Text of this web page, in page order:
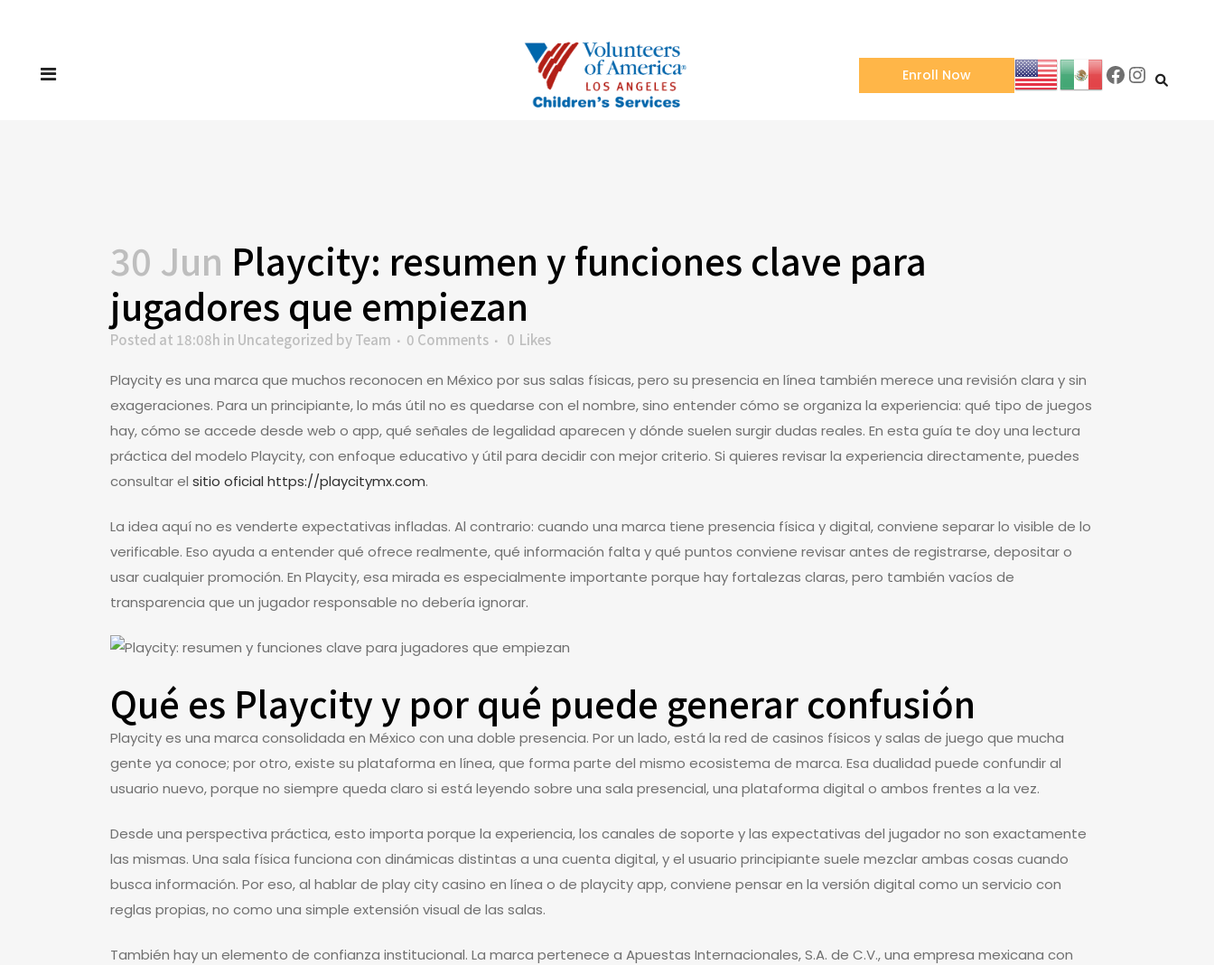
Enroll Now Facebook
30 Jun Playcity: resumen y funciones clave para
jugadores que empiezan
Posted at 18:08h in Uncategorized byTeam 0 Comments 0 Likes
Playcity es una marca que muchos reconocen en México por sus salas físicas, pero su presencia en línea también merece una revisión clara y sin
exageraciones. Para un principiante, lo más útil no es quedarse con el nombre, sino entender cómo se organiza la experiencia: qué tipo de juegos
hay, cómo se accede desde web o app, qué señales de legalidad aparecen y dónde suelen surgir dudas reales. En esta guía te doy una lectura
práctica del modelo Playcity, con enfoque educativo y útil para decidir con mejor criterio. Si quieres revisar la experiencia directamente, puedes
consultar el sitio oficial https://playcitymx.com.
La idea aquí no es venderte expectativas infladas. Al contrario: cuando una marca tiene presencia física y digital, conviene separar lo visible de lo
verificable. Eso ayuda a entender qué ofrece realmente, qué información falta y qué puntos conviene revisar antes de registrarse, depositar o
usar cualquier promoción. En Playcity, esa mirada es especialmente importante porque hay fortalezas claras, pero también vacíos de
transparencia que un jugador responsable no debería ignorar.
Qué es Playcity y por qué puede generar confusión
Playcity es una marca consolidada en México con una doble presencia. Por un lado, está la red de casinos físicos y salas de juego que mucha
gente ya conoce; por otro, existe su plataforma en línea, que forma parte del mismo ecosistema de marca. Esa dualidad puede confundir al
usuario nuevo, porque no siempre queda claro si está leyendo sobre una sala presencial, una plataforma digital o ambos frentes a la vez.
Desde una perspectiva práctica, esto importa porque la experiencia, los canales de soporte y las expectativas del jugador no son exactamente
las mismas. Una sala física funciona con dinámicas distintas a una cuenta digital, y el usuario principiante suele mezclar ambas cosas cuando
busca información. Por eso, al hablar de play city casino en línea o de playcity app, conviene pensar en la versión digital como un servicio con
reglas propias, no como una simple extensión visual de las salas.
También hay un elemento de confianza institucional. La marca pertenece a Apuestas Internacionales, S.A. de C.V., una empresa mexicana con